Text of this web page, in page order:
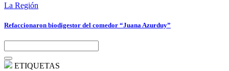
La Región
Refaccionaron biodigestor del comedor “Juana Azurduy”
ETIQUETAS